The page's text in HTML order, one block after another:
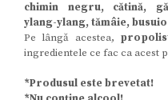
chimin negru, cătină,
ylang-ylang, tămâie,
Pe lângă acestea,
ingredientele ce fac ca acest
*Produsul este brevetat!